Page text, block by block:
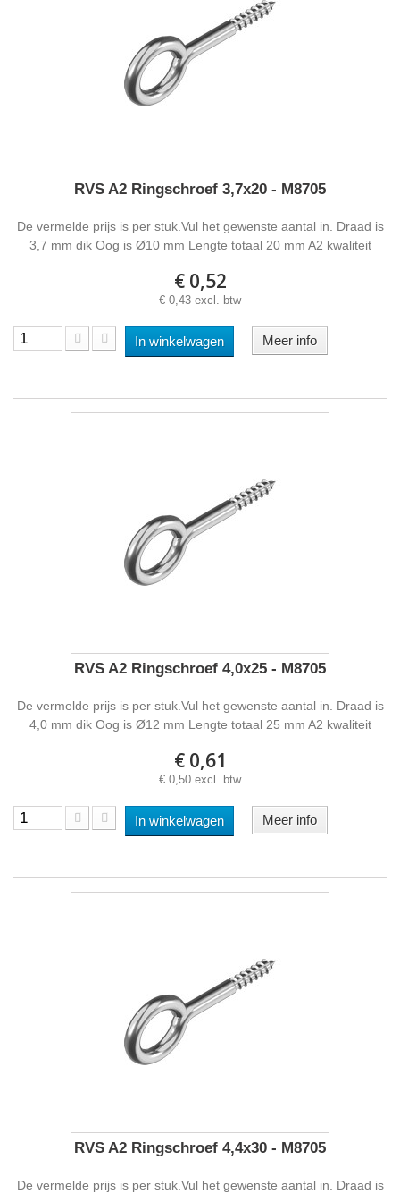
RVS A2 Ringschroef 3,7x20 - M8705
De vermelde prijs is per stuk.Vul het gewenste aantal in. Draad is
3,7 mm dik Oog is Ø10 mm Lengte totaal 20 mm A2 kwaliteit
€ 0,52
€ 0,43 excl. btw
In winkelwagen Meer info
RVS A2 Ringschroef 4,0x25 - M8705
De vermelde prijs is per stuk.Vul het gewenste aantal in. Draad is
4,0 mm dik Oog is Ø12 mm Lengte totaal 25 mm A2 kwaliteit
€ 0,61
€ 0,50 excl. btw
In winkelwagen Meer info
RVS A2 Ringschroef 4,4x30 - M8705
De vermelde prijs is per stuk.Vul het gewenste aantal in. Draad is